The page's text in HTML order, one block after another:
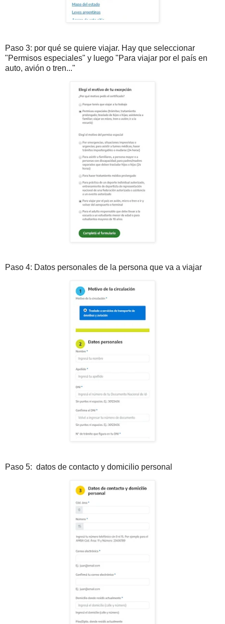
Paso 3: por qué se quiere viajar. Hay que seleccionar
"Permisos especiales" y luego "Para viajar por el país en
auto, avión o tren..."
Paso 4: Datos personales de la persona que va a viajar
Paso 5: datos de contacto y domicilio personal